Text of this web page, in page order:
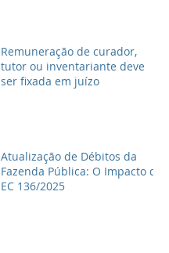
Remuneração de curador,
tutor ou inventariante deve
ser fixada em juízo
Atualização de Débitos da
Fazenda Pública: O Impacto da
EC 136/2025